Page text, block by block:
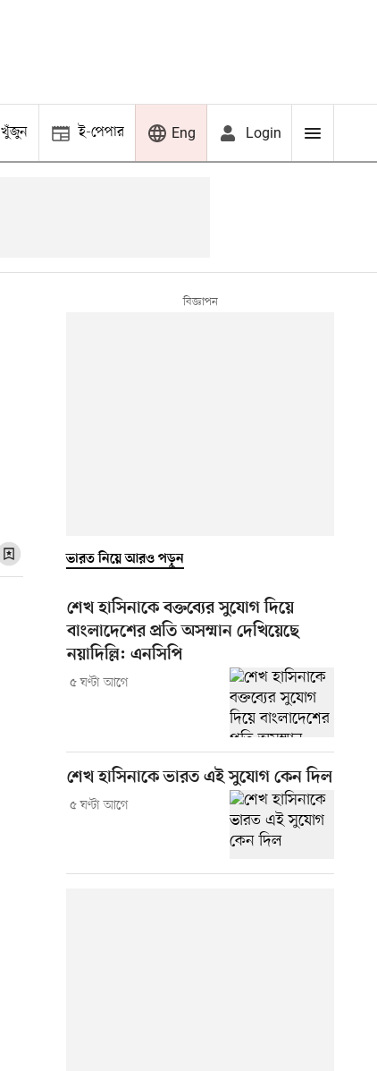
খুঁজুন ই-পেপার Eng Login
ভারত নিয়ে আরও পড়ুন
শেখ হাসিনাকে বক্তব্যের সুযোগ দিয়ে
বাংলাদেশের প্রতি অসম্মান দেখিয়েছে
নয়াদিল্লি: এনসিপি
৫ ঘণ্টা আগে
শেখ হাসিনাকে ভারত এই সুযোগ কেন দিল
৫ ঘণ্টা আগে